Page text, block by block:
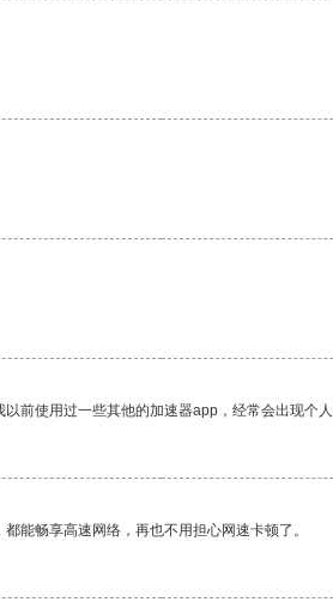
前使用过一些其他的加速器app，经常会出现个
能畅享高速网络，再也不用担心网速卡顿了。